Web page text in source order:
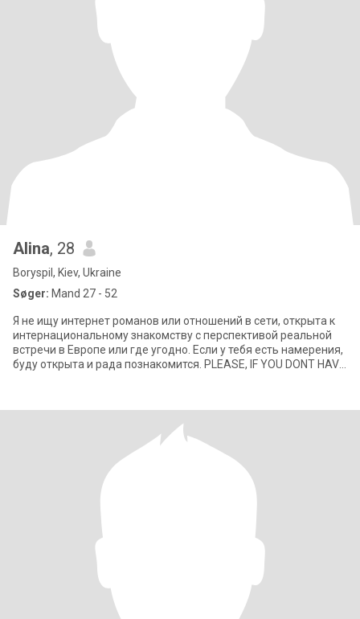
Alina, 28
Boryspil, Kiev, Ukraine
Søger: Mand 27 - 52
Я не ищу интернет романов или отношений в сети, открыта к
интернациональному знакомству с перспективой реальной
встречи в Европе или где угодно. Если у тебя есть намерения,
буду открыта и рада познакомится. PLEASE, IF YOU DONT HAVE